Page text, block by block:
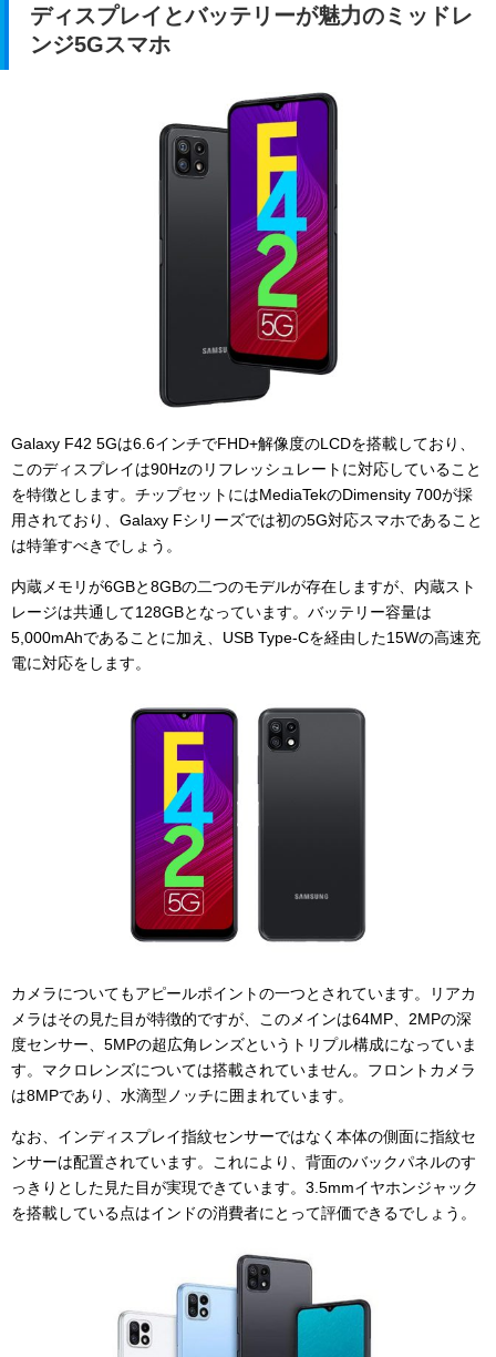
ディスプレイとバッテリーが魅力のミッドレ
ンジ5Gスマホ
Galaxy F42 5Gは6.6インチでFHD+解像度のLCDを搭載しており、
このディスプレイは90Hzのリフレッシュレートに対応していること
を特徴とします。チップセットにはMediaTekのDimensity 700が採
用されており、Galaxy Fシリーズでは初の5G対応スマホであること
は特筆すべきでしょう。
内蔵メモリが6GBと8GBの二つのモデルが存在しますが、内蔵スト
レージは共通して128GBとなっています。バッテリー容量は
5,000mAhであることに加え、USB Type-Cを経由した15Wの高速充
電に対応をします。
カメラについてもアピールポイントの一つとされています。リアカ
メラはその見た目が特徴的ですが、このメインは64MP、2MPの深
度センサー、5MPの超広角レンズというトリプル構成になっていま
す。マクロレンズについては搭載されていません。フロントカメラ
は8MPであり、水滴型ノッチに囲まれています。
なお、インディスプレイ指紋センサーではなく本体の側面に指紋セ
ンサーは配置されています。これにより、背面のバックパネルのす
っきりとした見た目が実現できています。3.5mmイヤホンジャック
を搭載している点はインドの消費者にとって評価できるでしょう。